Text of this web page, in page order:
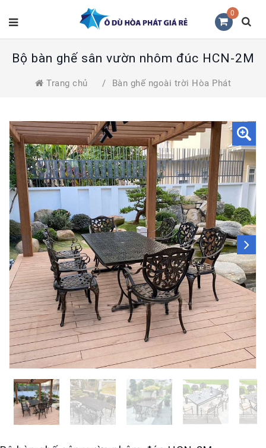
0
Bộ bàn ghế sân vườn nhôm đúc HCN-2M
Trang chủ / Bàn ghế ngoài trời Hòa Phát